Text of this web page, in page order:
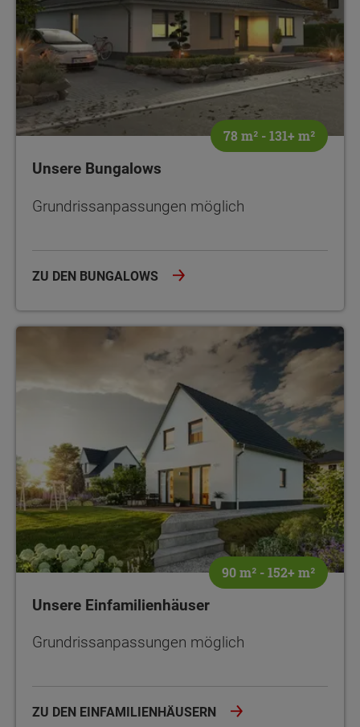
78 m² - 131+ m²
Unsere Bungalows
Grundrissanpassungen möglich
ZU DEN BUNGALOWS
90 m² - 152+ m²
Unsere Einfamilienhäuser
Grundrissanpassungen möglich
ZU DEN EINFAMILIENHÄUSERN